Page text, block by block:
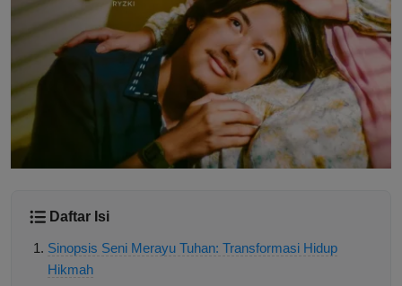
Daftar Isi
Sinopsis Seni Merayu Tuhan: Transformasi Hidup
Hikmah